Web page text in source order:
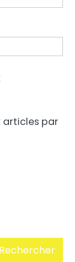
articles par
Rechercher